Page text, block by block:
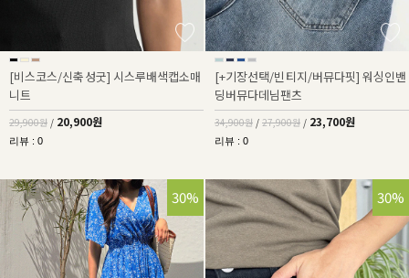
[비스코스/신축성굿] 시스루배색캡소매
니트
29,900원 / 20,900원
리뷰 : 0
[+기장선택/빈티지/버뮤다핏] 워싱인밴
딩버뮤다데님팬츠
34,900원 / 27,900원 / 23,700원
리뷰 : 0
30% 30%